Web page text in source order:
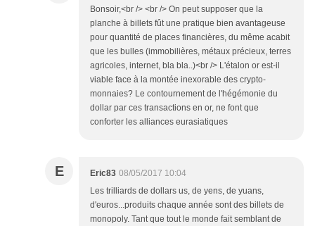
Bonsoir,<br /> <br /> On peut supposer que la
planche à billets fût une pratique bien avantageuse
pour quantité de places financières, du même acabit
que les bulles (immobilières, métaux précieux, terres
agricoles, internet, bla bla..)<br /> L'étalon or est-il
viable face à la montée inexorable des crypto-
monnaies? Le contournement de l'hégémonie du
dollar par ces transactions en or, ne font que
conforter les alliances eurasiatiques
E Eric83 08/05/2017 10:04
Les trilliards de dollars us, de yens, de yuans,
d'euros...produits chaque année sont des billets de
monopoly. Tant que tout le monde fait semblant de